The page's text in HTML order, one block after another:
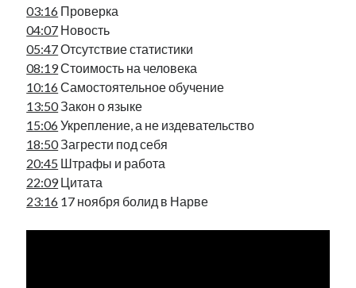
памятники
подкаст
рийгикогу
русскоязычное образование ссср
т.х. ильвес
танк фотоотчет экономика экономика эстонии
эстония эстонский язык
Михаил Стальнухин:
03:16 Проверка
04:07 Новость
05:47Отсутствие статистики
08:19Стоимость на человека
10:16Самостоятельное обучение
13:50Закон о языке
15:06Укрепление, а не издевательство
18:50Загрести под себя
20:45 Штрафы и работа
22:09Цитата
23:16 17 ноября болид в Нарве